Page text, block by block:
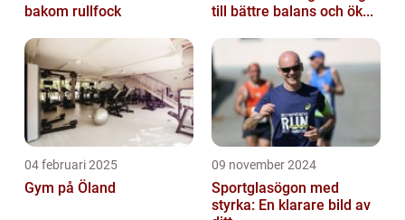
bakom rullfock
till bättre balans och ök...
04 februari 2025
Gym på Öland
09 november 2024
Sportglasögon med
styrka: En klarare bild av